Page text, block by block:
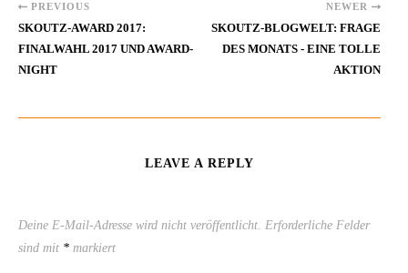
PREVIOUS
SKOUTZ-AWARD 2017:
FINALWAHL 2017 UND AWARD-
NIGHT
NEWER
SKOUTZ-BLOGWELT: FRAGE
DES MONATS - EINE TOLLE
AKTION
LEAVE A REPLY
Deine E-Mail-Adresse wird nicht veröffentlicht. Erforderliche Felder
sind mit * markiert